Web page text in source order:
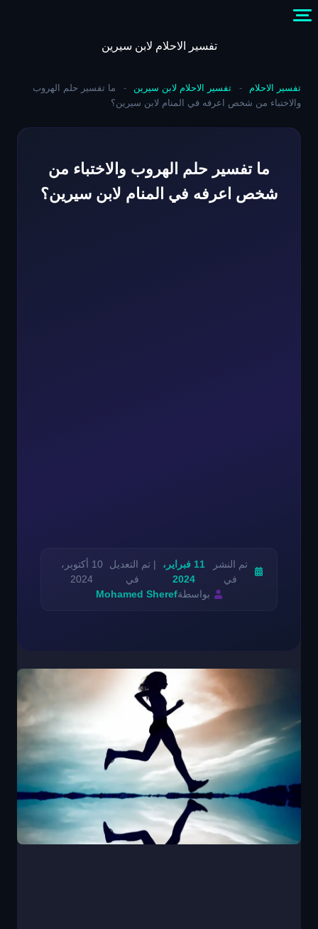
content
تفسير الاحلام لابن سيرين
تفسير الاحلام - تفسير الاحلام لابن سيرين -
ما تفسير حلم الهروب
والاختباء من شخص اعرفه في المنام لابن سيرين؟
ما تفسير حلم الهروب والاختباء من
شخص اعرفه في المنام لابن سيرين؟
تم النشر
في
11 فبراير،
2024
| تم التعديل
في
10 أكتوبر،
2024
بواسطةMohamed Sheref